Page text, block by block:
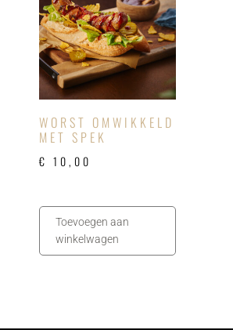
WORST OMWIKKELD
MET SPEK
€ 10,00
Toevoegen aan
winkelwagen